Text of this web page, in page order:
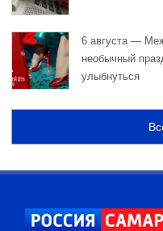
6 августа —
необычный
улыбнуться